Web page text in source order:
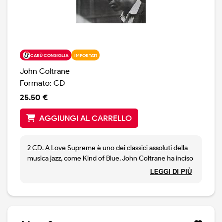
CARÙ CONSIGLIA IMPORTATI
John Coltrane
Formato: CD
25.50 €
AGGIUNGI AL CARRELLO
2 CD. A Love Supreme è uno dei classici assoluti della
musica jazz, come Kind of Blue. John Coltrane ha inciso
questo disco con il suo quartetto (in cui militava McCoy
LEGGI DI PIÙ